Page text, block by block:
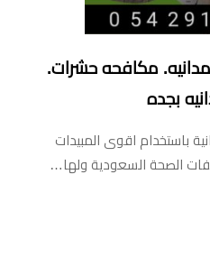
مكافحه حشرات.
بجده
باستخدام اقوى المبيدات
الصحة السعودية ولها…